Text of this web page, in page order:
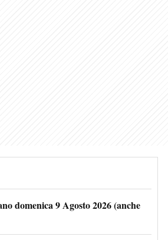
domenica 9 Agosto 2026 (anche